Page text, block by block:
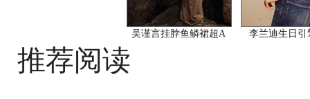
吴谨言挂脖鱼鳞裙超A 李兰迪生日引
推荐阅读